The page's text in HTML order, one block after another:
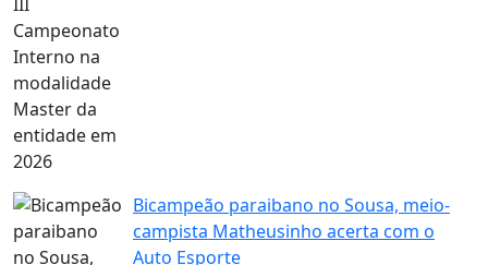
Bicampeão paraibano no Sousa, meio-
campista Matheusinho acerta com o
Auto Esporte